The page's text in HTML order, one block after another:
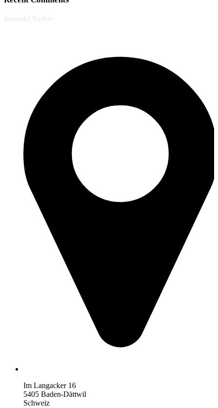
Im Langacker 16
5405 Baden-Dättwil
Schweiz